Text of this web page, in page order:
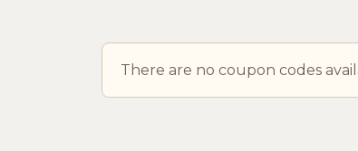
There are no coupon codes